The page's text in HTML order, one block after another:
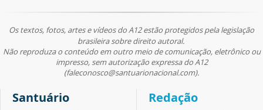
Os textos, fotos, artes e vídeos do A12 estão protegidos pela legislação
brasileira sobre direito autoral.
Não reproduza o conteúdo em outro meio de comunicação, eletrônico ou
impresso, sem autorização expressa do A12
(faleconosco@santuarionacional.com).
Santuário Redação